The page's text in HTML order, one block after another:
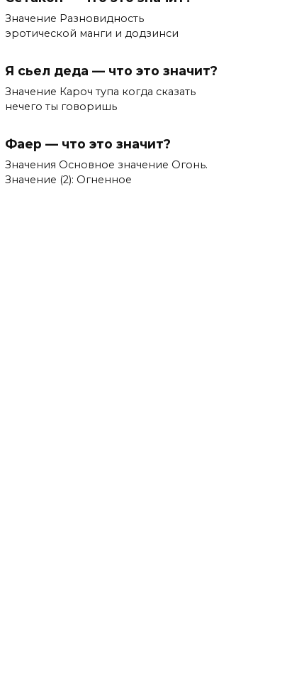
Значение Разновидность
эротической манги и додзинси
Я сьел деда — что это значит?
Значение Кароч тупа когда сказать
нечего ты говоришь
Фаер — что это значит?
Значения Основное значение Огонь.
Значение (2): Огненное